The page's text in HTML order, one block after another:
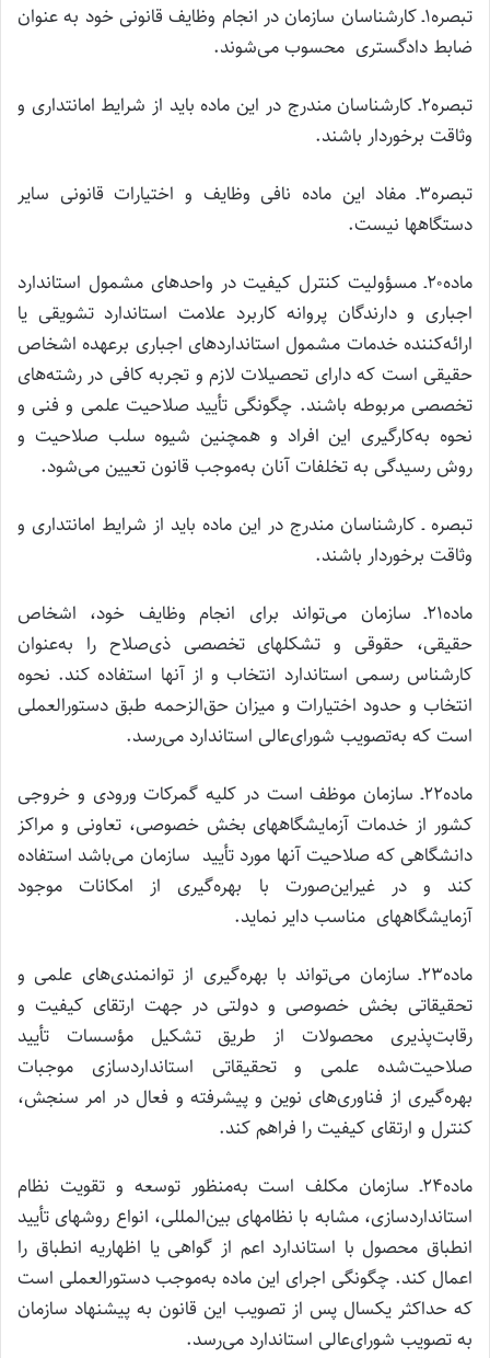
تبصره۱ـ کارشناسان سازمان در انجام وظایف قانونی خود به عنوان
ضابط دادگستری محسوب می‌شوند.
تبصره۲ـ کارشناسان مندرج در این ماده باید از شرایط امانتداری و
وثاقت برخوردار باشند.
تبصره۳ـ مفاد این ماده نافی وظایف و اختیارات قانونی سایر
دستگاهها نیست.
ماده۲۰ـ مسؤولیت کنترل کیفیت در واحدهای مشمول استاندارد
اجباری و دارندگان پروانه کاربرد علامت استاندارد تشویقی یا
ارائه‌کننده خدمات مشمول استانداردهای اجباری برعهده اشخاص
حقیقی است که دارای تحصیلات لازم و تجربه کافی در رشته‌های
تخصصی مربوطه باشند. چگونگی تأیید صلاحیت علمی و فنی و
نحوه به‌کارگیری این افراد و همچنین شیوه سلب صلاحیت و
روش رسیدگی به تخلفات آنان به‌موجب قانون تعیین می‌شود.
تبصره ـ کارشناسان مندرج در این ماده باید از شرایط امانتداری و
وثاقت برخوردار باشند.
ماده۲۱ـ سازمان می‌تواند برای انجام وظایف خود، اشخاص
حقیقی، حقوقی و تشکلهای تخصصی ذی‌صلاح را به‌عنوان
کارشناس رسمی استاندارد انتخاب و از آنها استفاده کند. نحوه
انتخاب و حدود اختیارات و میزان حق‌الزحمه طبق دستورالعملی
است که به‌تصویب شورای‌عالی استاندارد می‌رسد.
ماده۲۲ـ سازمان موظف است در کلیه گمرکات ورودی و خروجی
کشور از خدمات آزمایشگاههای بخش خصوصی، تعاونی و مراکز
دانشگاهی که صلاحیت آنها مورد تأیید سازمان می‌باشد استفاده
کند و در غیراین‌صورت با بهره‌گیری از امکانات موجود
آزمایشگاههای مناسب دایر نماید.
ماده۲۳ـ سازمان می‌تواند با بهره‌گیری از توانمندی‌های علمی و
تحقیقاتی بخش خصوصی و دولتی در جهت ارتقای کیفیت و
رقابت‌پذیری محصولات از طریق تشکیل مؤسسات تأیید
صلاحیت‌شده علمی و تحقیقاتی استانداردسازی موجبات
بهره‌گیری از فناوری‌های نوین و پیشرفته و فعال در امر سنجش،
کنترل و ارتقای کیفیت را فراهم کند.
ماده۲۴ـ سازمان مکلف است به‌منظور توسعه و تقویت نظام
استاندارد‌سازی، مشابه با نظامهای بین‌المللی، انواع روشهای تأیید
انطباق محصول با استاندارد اعم از گواهی یا اظهاریه انطباق را
اعمال کند. چگونگی اجرای این ماده به‌موجب دستورالعملی است
که حداکثر یکسال پس از تصویب این قانون به پیشنهاد سازمان
به تصویب شورای‌عالی استاندارد می‌رسد.